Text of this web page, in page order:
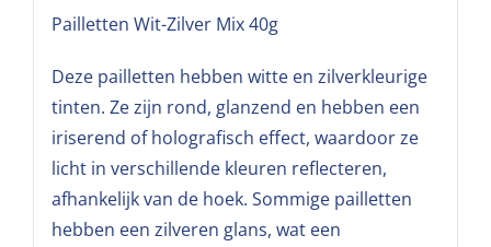
Pailletten Wit-Zilver Mix 40g
Deze pailletten hebben witte en zilverkleurige
tinten. Ze zijn rond, glanzend en hebben een
iriserend of holografisch effect, waardoor ze
licht in verschillende kleuren reflecteren,
afhankelijk van de hoek. Sommige pailletten
hebben een zilveren glans, wat een